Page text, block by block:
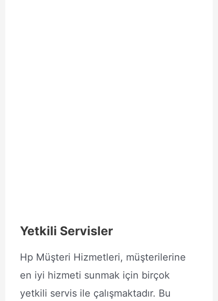
Yetkili Servisler
Hp Müşteri Hizmetleri, müşterilerine
en iyi hizmeti sunmak için birçok
yetkili servis ile çalışmaktadır. Bu